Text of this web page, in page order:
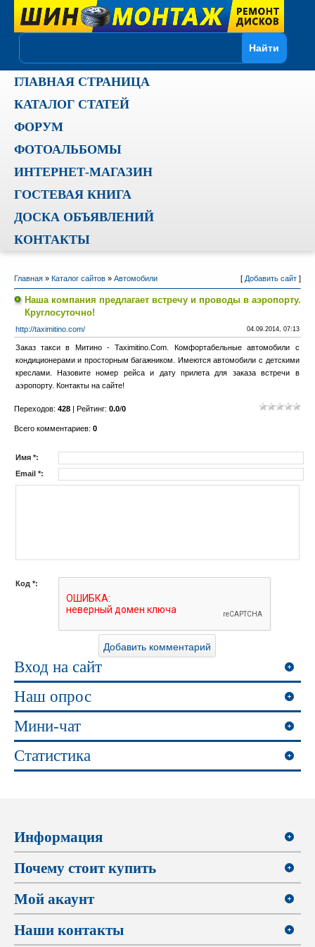
ГЛАВНАЯ СТРАНИЦА
КАТАЛОГ СТАТЕЙ
ФОРУМ
ФОТОАЛЬБОМЫ
ИНТЕРНЕТ-МАГАЗИН
ГОСТЕВАЯ КНИГА
ДОСКА ОБЪЯВЛЕНИЙ
КОНТАКТЫ
Главная» Каталог сайтов» Автомобили [ Добавить сайт]
Наша компания предлагает встречу и проводы в аэропорту.
Круглосуточно!
http://taximitino.com/ 04.09.2014, 07:13
Заказ такси в Митино - Taximitino.Com. Комфортабельные автомобили с
кондиционерами и просторным багажником. Имеются автомобили с детскими
креслами. Назовите номер рейса и дату прилета для заказа встречи в
аэропорту. Контакты на сайте!
Переходов: 428| Рейтинг: 0.0/0
Всего комментариев: 0
Имя *:
Email *:
Код *:
Вход на сайт
Наш опрос
Мини-чат
Статистика
Информация
Почему стоит купить
Мой акаунт
Наши контакты